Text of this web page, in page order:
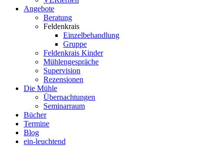
Angebote
Beratung
Feldenkrais
Einzelbehandlung
Gruppe
Feldenkrais Kinder
Mühlengespräche
Supervision
Rezensionen
Die Mühle
Übernachtungen
Seminarraum
Bücher
Termine
Blog
ein-leuchtend